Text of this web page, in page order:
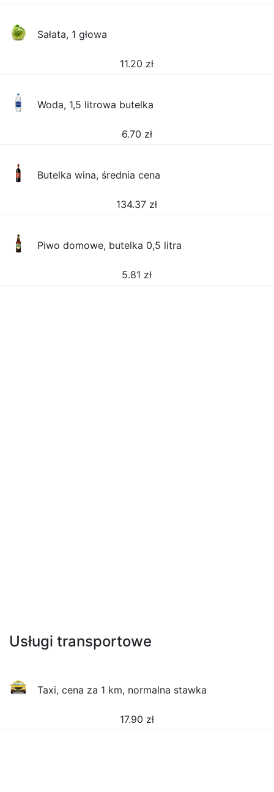
Sałata, 1 głowa
11.20 zł
Woda, 1,5 litrowa butelka
6.70 zł
Butelka wina, średnia cena
134.37 zł
Piwo domowe, butelka 0,5 litra
5.81 zł
Usługi transportowe
Taxi, cena za 1 km, normalna stawka
17.90 zł